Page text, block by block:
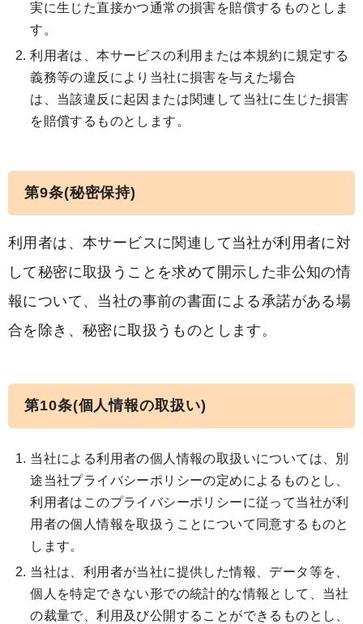
実に生じた直接かつ通常の損害を賠償するものとしま
す。
利用者は、本サービスの利用または本規約に規定する
義務等の違反により当社に損害を与えた場合
は、当該違反に起因または関連して当社に生じた損害
を賠償するものとします。
第9条(秘密保持)
利用者は、本サービスに関連して当社が利用者に対
して秘密に取扱うことを求めて開示した非公知の情
報について、当社の事前の書面による承諾がある場
合を除き、秘密に取扱うものとします。
第10条(個人情報の取扱い)
当社による利用者の個人情報の取扱いについては、別
途当社プライバシーポリシーの定めによるものとし、
利用者はこのプライバシーポリシーに従って当社が利
用者の個人情報を取扱うことについて同意するものと
します。
当社は、利用者が当社に提供した情報、データ等を、
個人を特定できない形での統計的な情報として、当社
の裁量で、利用及び公開することができるものとし、